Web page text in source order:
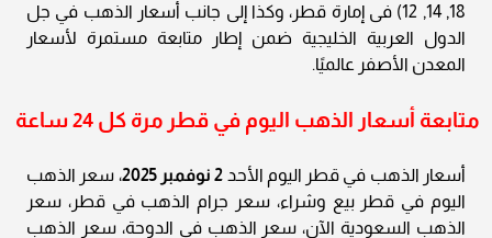
18, 14, 12) فى إمارة قطر، وكذا إلى جانب أسعار الذهب في جل
الدول العربية الخليجية ضمن إطار متابعة مستمرة لأسعار
المعدن الأصفر عالميًا.
متابعة أسعار الذهب اليوم في قطر مرة كل 24 ساعة
أسعار الذهب في قطر اليوم الأحد 2 نوفمبر 2025
، سعر الذهب
اليوم في قطر بيع وشراء، سعر جرام الذهب في قطر، سعر
الذهب السعودية الآن، سعر الذهب في الدوحة، سعر الذهب